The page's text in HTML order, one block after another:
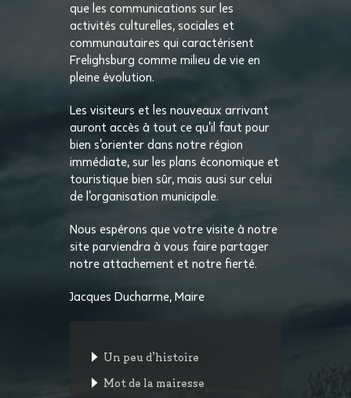
que les communications sur les
activités culturelles, sociales et
communautaires qui caractérisent
Frelighsburg comme milieu de vie en
pleine évolution.
Les visiteurs et les nouveaux arrivant
auront accès à tout ce qu’il faut pour
bien s’orienter dans notre région
immédiate, sur les plans économique et
touristique bien sûr, mais ausi sur celui
de l’organisation municipale.
Nous espérons que votre visite à notre
site parviendra à vous faire partager
notre attachement et notre fierté.
Jacques Ducharme, Maire
Un peu d’histoire
Mot de la mairesse